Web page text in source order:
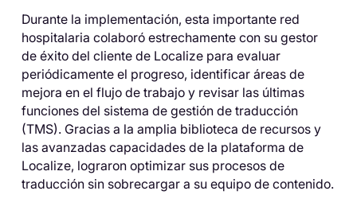
Durante la implementación, esta importante red
hospitalaria colaboró ​​estrechamente con su gestor
de éxito del cliente de Localize para evaluar
periódicamente el progreso, identificar áreas de
mejora en el flujo de trabajo y revisar las últimas
funciones del sistema de gestión de traducción
(TMS). Gracias a la amplia biblioteca de recursos y
las avanzadas capacidades de la plataforma de
Localize, lograron optimizar sus procesos de
traducción sin sobrecargar a su equipo de contenido.